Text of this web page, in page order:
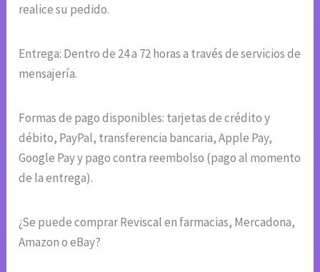
realice su pedido.
Entrega: Dentro de 24 a 72 horas a través de servicios de
mensajería.
Formas de pago disponibles: tarjetas de crédito y
débito, PayPal, transferencia bancaria, Apple Pay,
Google Pay y pago contra reembolso (pago al momento
de la entrega).
¿Se puede comprar Reviscal en farmacias, Mercadona,
Amazon o eBay?